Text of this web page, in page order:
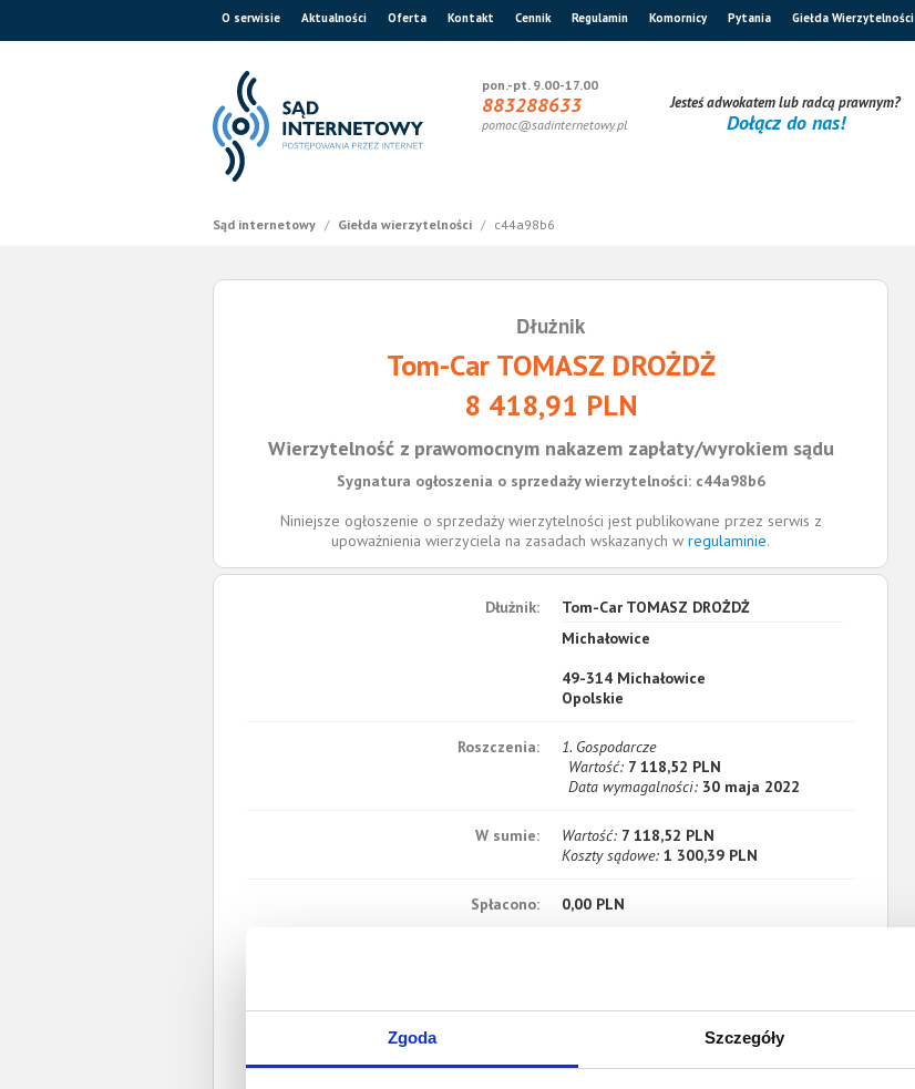
Zgoda Szczegóły
O serwisie Aktualności Oferta Kontakt Cennik Regulamin Komornicy Pytania Giełda Wierzytelności
pon.-pt. 9.00-17.00
883288633
pomoc@sadinternetowy.pl
Jesteś adwokatem lub radcą prawnym?
Dołącz do nas!
Sąd internetowy / Giełda wierzytelności / c44a98b6
Dłużnik
Tom-Car TOMASZ DROŻDŻ
8 418,91 PLN
Wierzytelność z prawomocnym nakazem zapłaty/wyrokiem sądu
Sygnatura ogłoszenia o sprzedaży wierzytelności: c44a98b6
Niniejsze ogłoszenie o sprzedaży wierzytelności jest publikowane przez serwis z
upoważnienia wierzyciela na zasadach wskazanych w regulaminie.
Dłużnik:
Tom-Car TOMASZ DROŻDŻ
Michałowice
49-314 Michałowice
Opolskie
Roszczenia:
1. Gospodarcze
Wartość: 7 118,52 PLN
Data wymagalności: 30 maja 2022
W sumie: Wartość: 7 118,52 PLN
Koszty sądowe:1 300,39 PLN
Spłacono:
0,00 PLN
Data wystawienia: